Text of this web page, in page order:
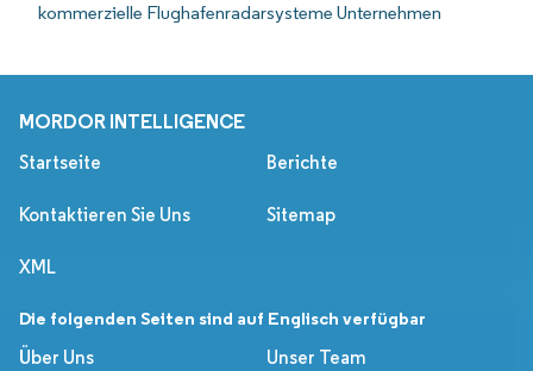
kommerzielle Flughafenradarsysteme Unternehmen
MORDOR INTELLIGENCE
Startseite Berichte
Kontaktieren Sie Uns Sitemap
XML
Die folgenden Seiten sind auf Englisch verfügbar
Über Uns
Unser Team